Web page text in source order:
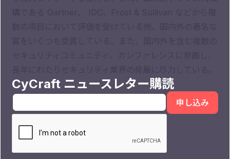
CyCraft ニュースレター購読